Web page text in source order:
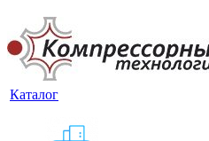
Каталог